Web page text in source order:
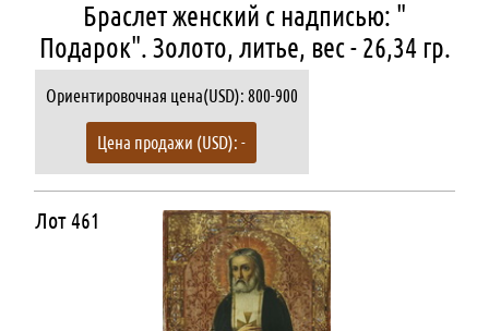
Браслет женский с надписью: "
Подарок". Золото, литье, вес - 26,34 гр.
Ориентировочная цена(USD): 800-900
Цена продажи (USD): -
Лот 461